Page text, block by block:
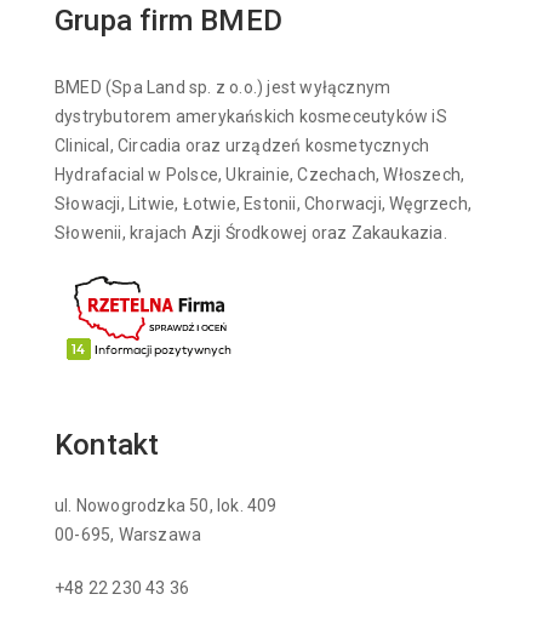
Grupa firm BMED
BMED (Spa Land sp. z o.o.) jest wyłącznym
dystrybutorem amerykańskich kosmeceutyków iS
Clinical, Circadia oraz urządzeń kosmetycznych
Hydrafacial w Polsce, Ukrainie, Czechach, Włoszech,
Słowacji, Litwie, Łotwie, Estonii, Chorwacji, Węgrzech,
Słowenii, krajach Azji Środkowej oraz Zakaukazia.
Kontakt
ul. Nowogrodzka 50, lok. 409
00-695, Warszawa
+48 22 230 43 36